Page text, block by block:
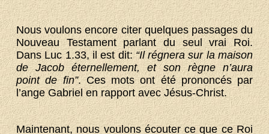
Nous voulons encore citer quelques passages du
Nouveau Testament parlant du seul vrai Roi.
Dans Luc 1.33, il est dit:“Il régnera sur la maison
de Jacob éternellement, et son règne n’aura
point de fin”. Ces mots ont été prononcés par
l’ange Gabriel en rapport avec Jésus-Christ.
Maintenant, nous voulons écouter ce que ce Roi